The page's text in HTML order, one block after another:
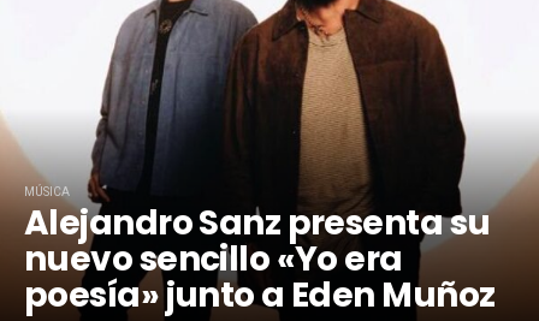
MÚSICA
Alejandro Sanz presenta su
nuevo sencillo «Yo era
poesía» junto a Eden Muñoz